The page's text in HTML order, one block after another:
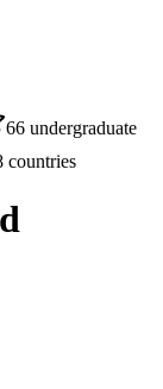
66 undergraduate
countries